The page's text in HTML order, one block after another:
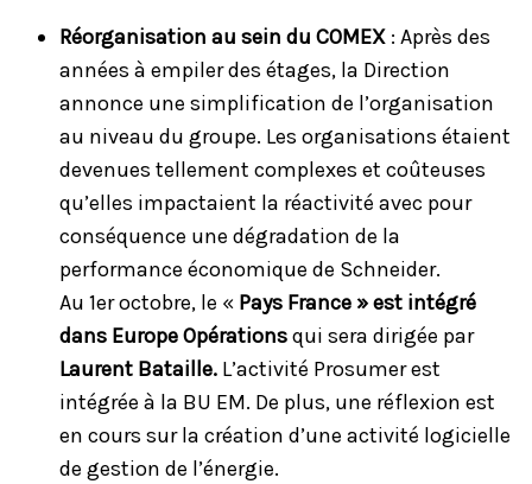
Réorganisation au sein du COMEX : Après des
années à empiler des étages, la Direction
annonce une simplification de l’organisation
au niveau du groupe. Les organisations étaient
devenues tellement complexes et coûteuses
qu’elles impactaient la réactivité avec pour
conséquence une dégradation de la
performance économique de Schneider.
Au 1er octobre, le « Pays France » est intégré
dans Europe Opérationsqui sera dirigée par
Laurent Bataille. L’activité Prosumer est
intégrée à la BU EM. De plus, une réflexion est
en cours sur la création d’une activité logicielle
de gestion de l’énergie.